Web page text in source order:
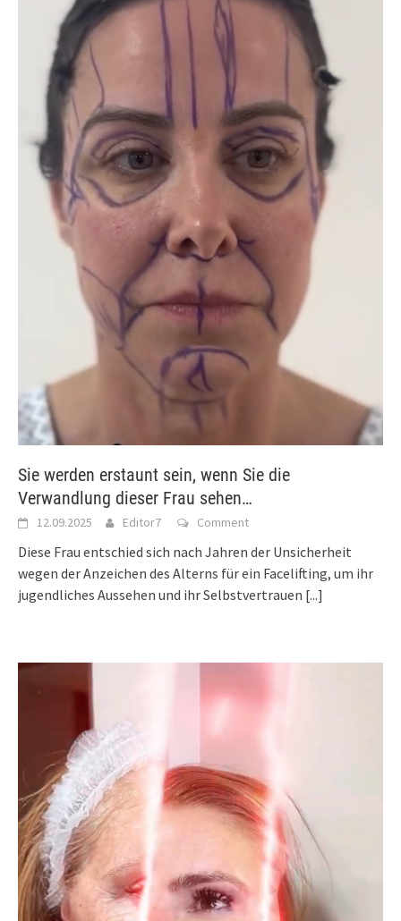
Sie werden erstaunt sein, wenn Sie die
Verwandlung dieser Frau sehen…
12.09.2025 Editor7 Comment
Diese Frau entschied sich nach Jahren der Unsicherheit
wegen der Anzeichen des Alterns für ein Facelifting, um ihr
jugendliches Aussehen und ihr Selbstvertrauen [...]